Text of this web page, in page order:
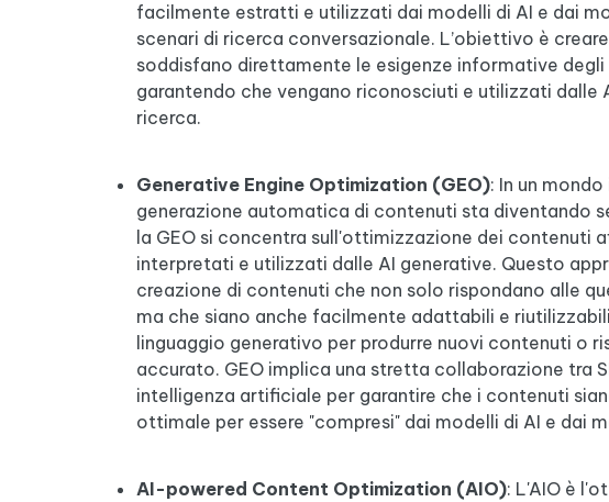
facilmente estratti e utilizzati dai modelli di AI e dai
scenari di ricerca conversazionale. L’obiettivo è
soddisfano direttamente le esigenze informative degli
garantendo che vengano riconosciuti e utilizzati dalle
ricerca.
Generative Engine Optimization (GEO): In un mondo
generazione automatica di contenuti sta diventando
la GEO si concentra sull'ottimizzazione dei contenuti
interpretati e utilizzati dalle AI generative. Questo
creazione di contenuti che non solo rispondano alle
ma che siano anche facilmente adattabili e
linguaggio generativo per produrre nuovi contenuti o
accurato. GEO implica una stretta collaborazione tra
intelligenza artificiale per garantire che i contenuti
ottimale per essere "compresi" dai modelli di AI e dai
AI-powered Content Optimization (AIO): L'AIO è